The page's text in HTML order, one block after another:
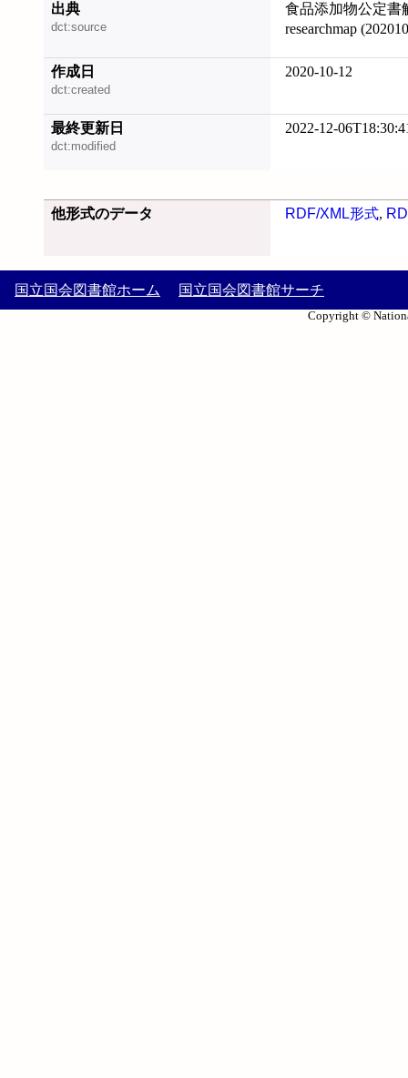
出典
dct:source
食品添加物公定書
researchmap
作成日
dct:created
2020-10-12
最終更新日
dct:modified
2022-12-
他形式のデータ RDF/XML形式,
国立国会図書館ホーム 国立国会図書館サーチ
Copyright ©